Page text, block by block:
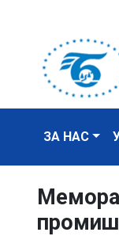
ЗА НАС